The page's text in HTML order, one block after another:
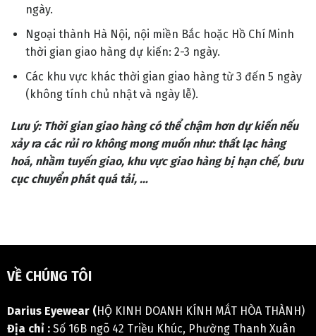
ngày.
Ngoại thành Hà Nội, nội miền Bắc hoặc Hồ Chí Minh
thời gian giao hàng dự kiến: 2-3 ngày.
Các khu vực khác thời gian giao hàng từ 3 đến 5 ngày
(không tính chủ nhật và ngày lễ).
Lưu ý: Thời gian giao hàng có thể chậm hơn dự kiến nếu
xảy ra các rủi ro không mong muốn như: thất lạc hàng
hoá, nhầm tuyến giao, khu vực giao hàng bị hạn chế, bưu
cục chuyển phát quá tải, …
VỀ CHÚNG TÔI
Darius Eyewear (HỘ KINH DOANH KÍNH MẮT HÒA THÀNH)
Địa chỉ :Số 16B ngõ 42 Triều Khúc, Phường Thanh Xuân